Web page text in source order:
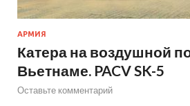
АРМИЯ
Катера на воздушной
Вьетнаме. PACV SK-5
Оставьте комментарий